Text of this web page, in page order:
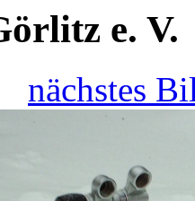
e. V.
nächstes